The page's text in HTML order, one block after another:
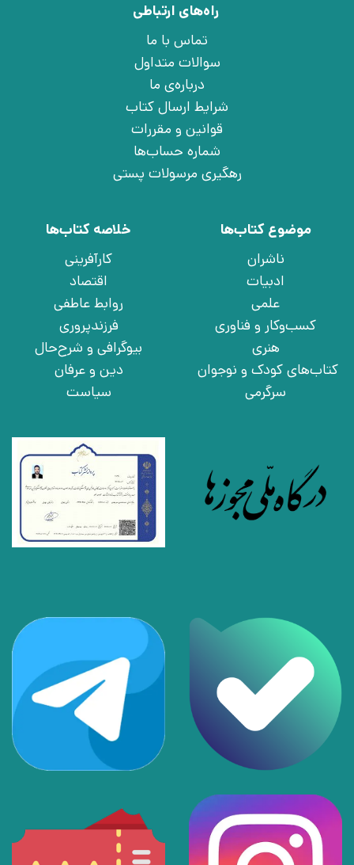
راه‌های ارتباطی
تماس با ما
سوالات متداول
درباره‌ی ما
شرایط ارسال کتاب
قوانین و مقررات
شماره حساب‌ها
رهگیری مرسولات پستی
موضوع کتاب‌ها
ناشران
ادبیات
علمی
کسب‌وکار و فناوری
هنری
کتاب‌های کودک و نوجوان
سرگرمی
خلاصه کتاب‌ها
کارآفرینی
اقتصاد
روابط عاطفی
فرزندپروری
بیوگرافی و شرح‌حال
دین و عرفان
سیاست